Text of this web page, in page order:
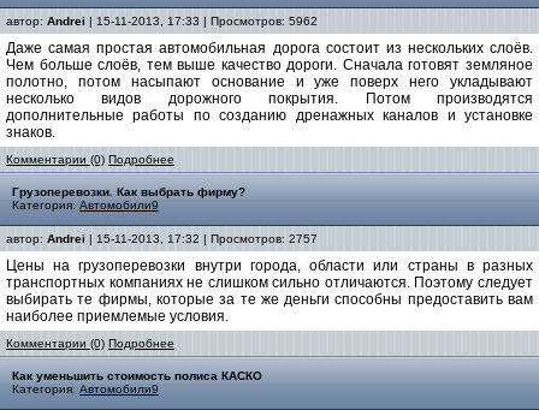
автор: Andrei | 15-11-2013, 17:33 | Просмотров: 5962
Даже самая простая автомобильная дорога состоит из нескольких слоёв.
Чем больше слоёв, тем выше качество дороги. Сначала готовят земляное
полотно, потом насыпают основание и уже поверх него укладывают
несколько видов дорожного покрытия. Потом производятся
дополнительные работы по созданию дренажных каналов и установке
знаков.
Комментарии (0) Подробнее
Грузоперевозки. Как выбрать фирму?
Категория: Автомобили9
автор: Andrei | 15-11-2013, 17:32 | Просмотров: 2757
Цены на грузоперевозки внутри города, области или страны в разных
транспортных компаниях не слишком сильно отличаются. Поэтому следует
выбирать те фирмы, которые за те же деньги способны предоставить вам
наиболее приемлемые условия.
Комментарии (0) Подробнее
Как уменьшить стоимость полиса КАСКО
Категория: Автомобили9